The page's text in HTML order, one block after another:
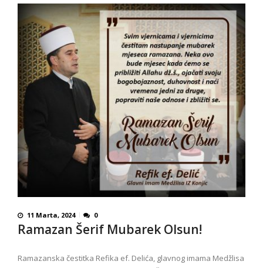
11 Marta, 2024 0
Ramazan Šerif Mubarek Olsun!
Ramazanska čestitka Refika ef. Delića, glavnog imama Medžlisa